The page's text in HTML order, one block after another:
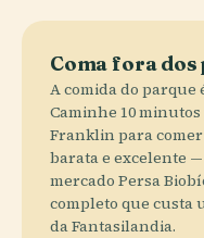
Coma fora dos
A comida do parque
Caminhe 10
Franklin para
barata e excelente
mercado Persa
completo que custa
da Fantasilandia.